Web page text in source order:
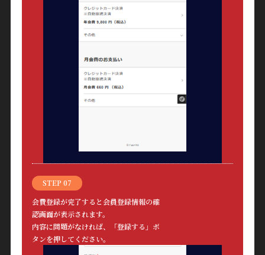
STEP 07
会費登録が完了すると会員登録情報の確
認画面が表示されます。
内容に問題がなければ、「登録する」ボ
タンを押してください。